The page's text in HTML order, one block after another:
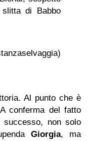
di Babbo
Al punto che è
conferma del fatto
non solo
Giorgia, ma